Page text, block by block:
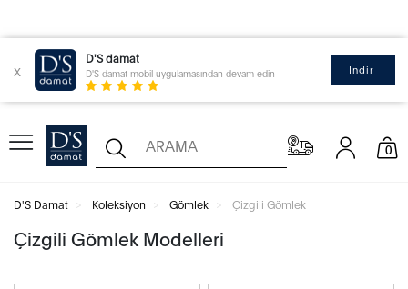
x
D'S damat
D'S damat mobil uygulamasından devam edin İndir
0
D'S Damat Koleksiyon Gömlek Çizgili Gömlek
Çizgili Gömlek Modelleri